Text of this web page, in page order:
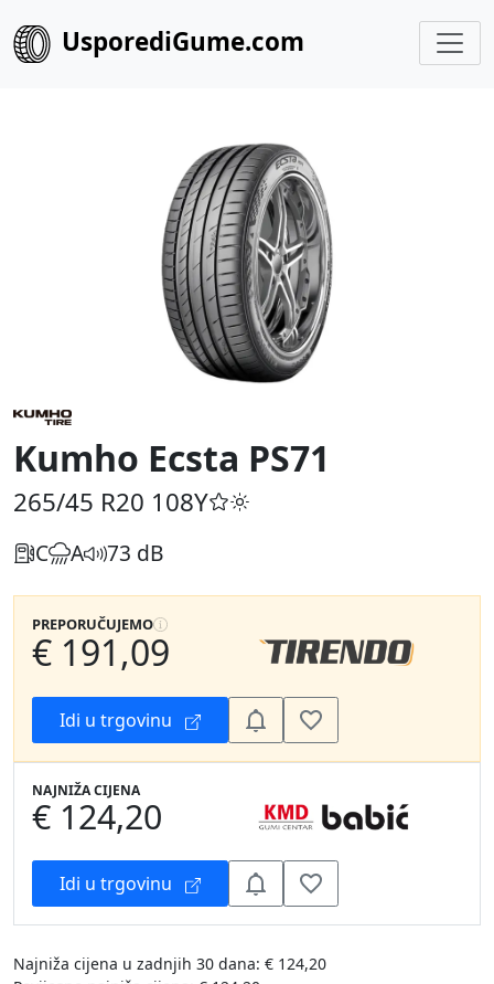
UsporediGume.com
Kumho Ecsta PS71
265/45 R20 108Y
C A 73 dB
PREPORUČUJEMO
€ 191,09
Idi u trgovinu
NAJNIŽA CIJENA
€ 124,20
Idi u trgovinu
Najniža cijena u zadnjih 30 dana: € 124,20